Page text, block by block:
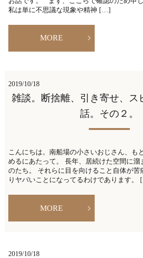
私は単に不思議な現象や精神 […]
MORE
2019/10/18
雑談。断捨離、引き寄せ、ス
話。その２。
こんにちは。南船場の小さいおじさん、も
めるにあたって。 長年、居続けた空間に溜
のたち。 それらに目を向けること自体が苦
りヤバいことになってるわけであります。
MORE
2019/10/18